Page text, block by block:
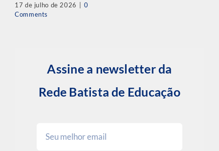
17 de julho de 2026
0
Comments
Assine a newsletter da
Rede Batista de Educação